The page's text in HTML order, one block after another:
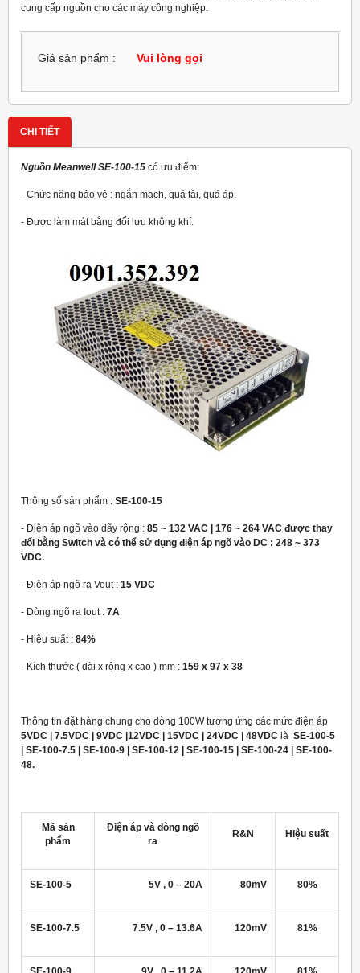
cung cấp nguồn cho các máy công nghiệp.
Giá sản phẩm : Vui lòng gọi
CHI TIẾT
Nguồn Meanwell SE-100-15 có ưu điểm:
- Chức năng bảo vệ : ngắn mạch, quá tải, quá áp.
- Được làm mát bằng đối lưu không khí.
Thông số sản phẩm : SE-100-15
- Điện áp ngõ vào dãy rộng : 85 ~ 132 VAC | 176 ~ 264 VAC được thay
đổi bằng Switch và có thể sử dụng điện áp ngõ vào DC : 248 ~ 373
VDC.
- Điện áp ngõ ra Vout : 15 VDC
- Dòng ngõ ra Iout : 7A
- Hiệu suất : 84%
- Kích thước ( dài x rộng x cao ) mm : 159 x 97 x 38
Thông tin đặt hàng chung cho dòng 100W tương ứng các mức điện áp
5VDC | 7.5VDC | 9VDC |12VDC | 15VDC | 24VDC | 48VDC là SE-100-5
| SE-100-7.5 | SE-100-9 | SE-100-12 | SE-100-15 | SE-100-24 | SE-100-
48.
Mã sản
phẩm
Điện áp và dòng ngõ
ra
R&N Hiệu suất
SE-100-5 5V , 0 – 20A 80mV 80%
SE-100-7.5 7.5V , 0 – 13.6A 120mV 81%